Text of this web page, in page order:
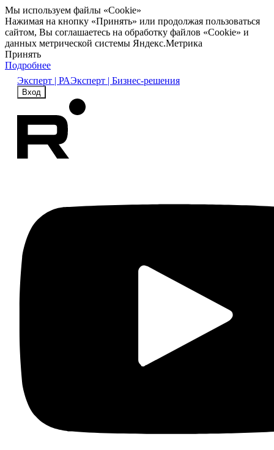
Мы используем файлы «Cookie»
Нажимая на кнопку «Принять» или продолжая пользоваться
сайтом, Вы соглашаетесь на обработку файлов «Cookie» и
данных метрической системы Яндекс.Метрика
Принять
Подробнее
Эксперт | РАЭксперт | Бизнес-решения
Вход